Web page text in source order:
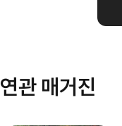
연관 매거진